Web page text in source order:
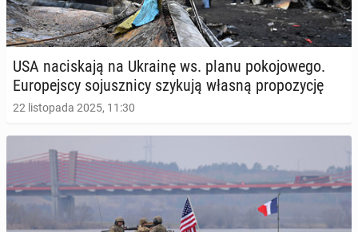
USA na­ci­ska­ją na Ukrainę ws. planu po­ko­jo­we­go.
Eu­ro­pej­scy so­jusz­ni­cy szykują własną pro­po­zy­cję
22 listopada 2025, 11:30